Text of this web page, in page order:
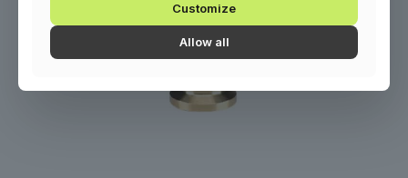
Customize
Allow all